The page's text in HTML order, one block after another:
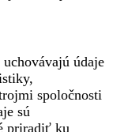
údaje
spoločnosti
sú
priradiť ku